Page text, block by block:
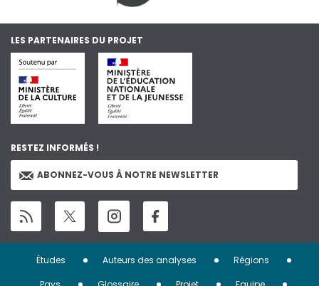
LES PARTENAIRES DU PROJET
RESTEZ INFORMÉS !
ABONNEZ-VOUS À NOTRE NEWSLETTER
Menu
Études Auteurs des analyses
Régions